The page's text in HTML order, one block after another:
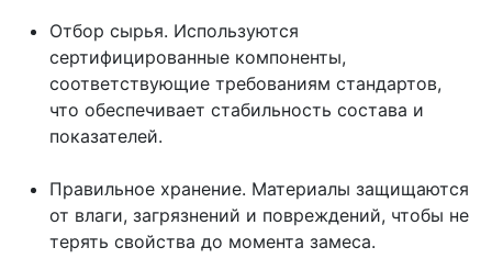
Отбор сырья. Используются
сертифицированные компоненты,
соответствующие требованиям стандартов,
что обеспечивает стабильность состава и
показателей.
Правильное хранение. Материалы защищаются
от влаги, загрязнений и повреждений, чтобы не
терять свойства до момента замеса.